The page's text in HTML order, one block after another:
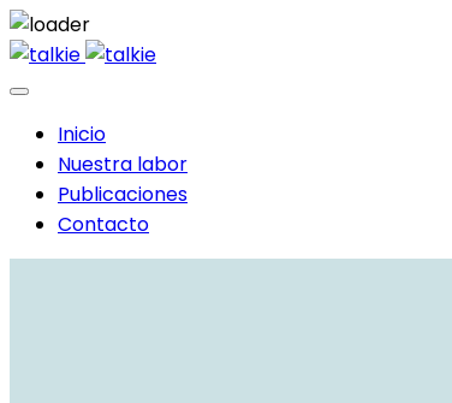
Inicio
Nuestra labor
Publicaciones
Contacto